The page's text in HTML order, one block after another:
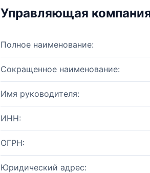
Управляющая
Полное наименование:
Сокращенное наименование:
Имя руководителя:
ИНН:
ОГРН:
Юридический адрес: